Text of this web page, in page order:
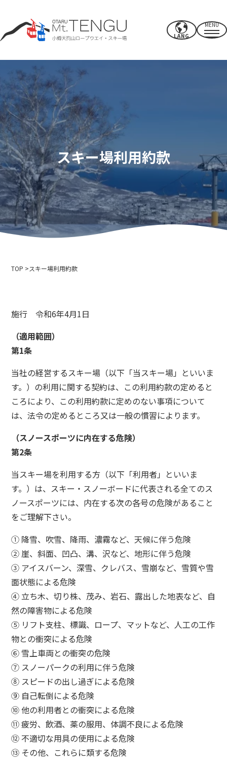
LANG
MENU
夏のアクティビティ
冬のスキー場
CAFE & SHOP
その他
パワースポット・施設
近郊のオススメスポット
過ごし方
イベント情報
アクセス
会社概要
スキー場利用約款
関連リンク
北海道中央バス株式会社
ニセコアンヌプリ国際スキー場
ニセコ温泉郷いこいの湯宿 いろは
小樽市役所
小樽観光協会
北海道索道協会
小樽スキー連盟
小樽天狗山スキー学校
スキー場利用約款
TOP スキー場利用約款
施行 令和6年4月1日
（適用範囲）
第1条
当社の経営するスキー場（以下「当スキー場」といいま
す。）の利用に関する契約は、この利用約款の定めると
ころにより、この利用約款に定めのない事項について
は、法令の定めるところ又は一般の慣習によります。
（スノースポーツに内在する危険）
第2条
当スキー場を利用する方（以下「利用者」といいま
す。）は、スキー・スノーボードに代表される全てのス
ノースポーツには、内在する次の各号の危険があること
をご理解下さい。
① 降雪、吹雪、降雨、濃霧など、天候に伴う危険
② 崖、斜面、凹凸、溝、沢など、地形に伴う危険
③ アイスバーン、深雪、クレバス、雪崩など、雪質や雪
面状態による危険
④ 立ち木、切り株、茂み、岩石、露出した地表など、自
然の障害物による危険
⑤ リフト支柱、標識、ロープ、マットなど、人工の工作
物との衝突による危険
⑥ 雪上車両との衝突の危険
⑦ スノーパークの利用に伴う危険
⑧ スピードの出し過ぎによる危険
⑨ 自己転倒による危険
⑩ 他の利用者との衝突による危険
⑪ 疲労、飲酒、薬の服用、体調不良による危険
⑫ 不適切な用具の使用による危険
⑬ その他、これらに類する危険